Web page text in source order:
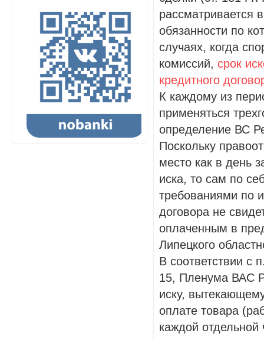
рассматривается
обязанности по
случаях, когда
комиссий, срок
кредитного
К каждому из
применяться
определение ВС
Поскольку
место как в день
иска, то сам по
требованиями по
договора не
оплаченным в
Липецкого
В соответствии с
15, Пленума ВАС
иску,
оплате товара
каждой